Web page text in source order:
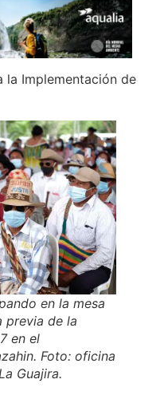
la Implementación de
en la mesa
previa de la
en el
Foto: oficina
Guajira.